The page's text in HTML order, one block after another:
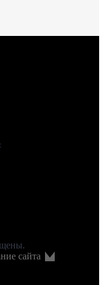
сайта